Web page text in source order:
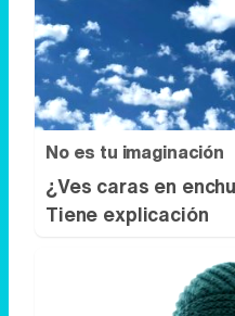
No es tu imaginación
¿Ves caras en
Tiene explicación